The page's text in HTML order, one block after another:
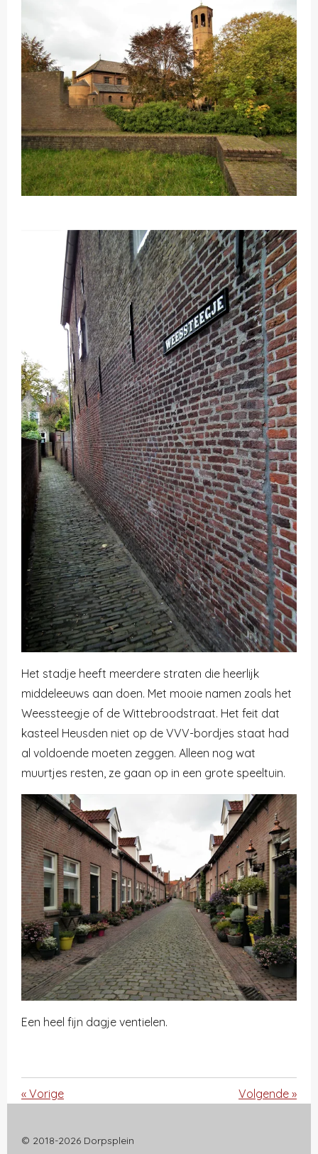
Het stadje heeft meerdere straten die heerlijk
middeleeuws aan doen. Met mooie namen zoals het
Weessteegje of de Wittebroodstraat. Het feit dat
kasteel Heusden niet op de VVV-bordjes staat had
al voldoende moeten zeggen. Alleen nog wat
muurtjes resten, ze gaan op in een grote speeltuin.
Een heel fijn dagje ventielen.
« Vorige Volgende »
© 2018-2026 Dorpsplein